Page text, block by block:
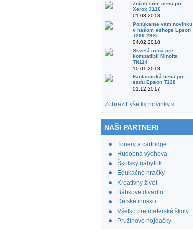
Znížili sme cenu pre
Xerox 3116
01.03.2018
Ponúkame vám novinku
v našom eshope Epson
T299 29XL
04.02.2018
Skvelá cena pre
kompatibil Minolta
TN114
10.01.2018
Fantastická cena pre
sadu Epson T128
01.12.2017
Zobraziť všetky novinky »
NAŠI PARTNERI
Tonery a cartridge
Hudobná výchova
Školský nábytok
Edukačné hračky
Kreatívny život
Bábkove divadlo
Detské ihrisko
Všetko pre materské školy
Pružinové hojdačky